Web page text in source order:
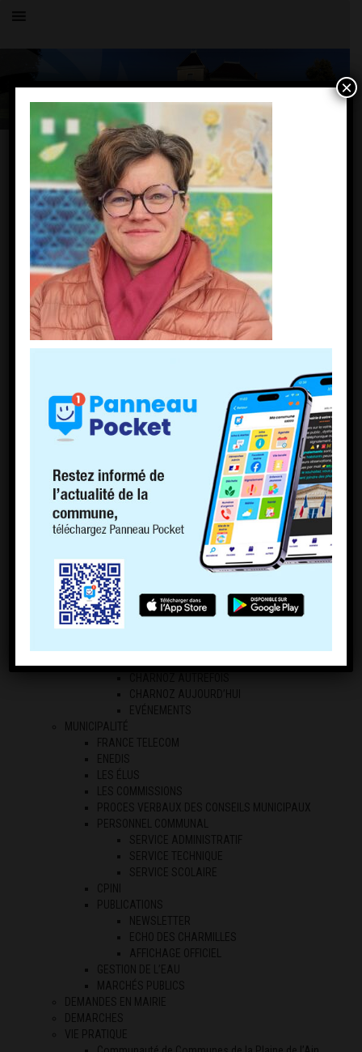
OK
PAGES
PLU
Politique de cookies (EU)
ACCUEIL
LE VILLAGE
HISTOIRE
COMMERCE
LES AGRICULTEURS
RÉGLEMENTATION
ARRÊTES DE CIRCULATION
CHIENS DANGEREUX
NUISANCES SONORES
ENTRETIEN DES HAIES ET DES BOSQUETS
DIVAGATION DES ANIMAUX ET DEJECTIONS
AFFOUAGES
FRELONS ASIATIQUES
CHASSE ET PÊCHE
AGENDA
ACTUALITÉS
RETOUR EN IMAGE
CHARNOZ AUJOURD’HUI
EVÉNEMENTS
MUNICIPALITÉ
FRANCE TELECOM
ENEDIS
LES ÉLUS
LES COMMISSIONS
PROCES VERBAUX DES CONSEILS MUNICIPAUX
PERSONNEL COMMUNAL
SERVICE ADMINISTRATIF
SERVICE TECHNIQUE
SERVICE SCOLAIRE
CPINI
PUBLICATIONS
NEWSLETTER
ECHO DES CHARMILLES
AFFICHAGE OFFICIEL
GESTION DE L’EAU
MARCHÉS PUBLICS
DEMANDES EN MAIRIE
DEMARCHES
VIE PRATIQUE
×